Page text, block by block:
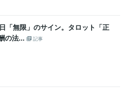
「無限」のサイン。タロット「正
の法...
記事